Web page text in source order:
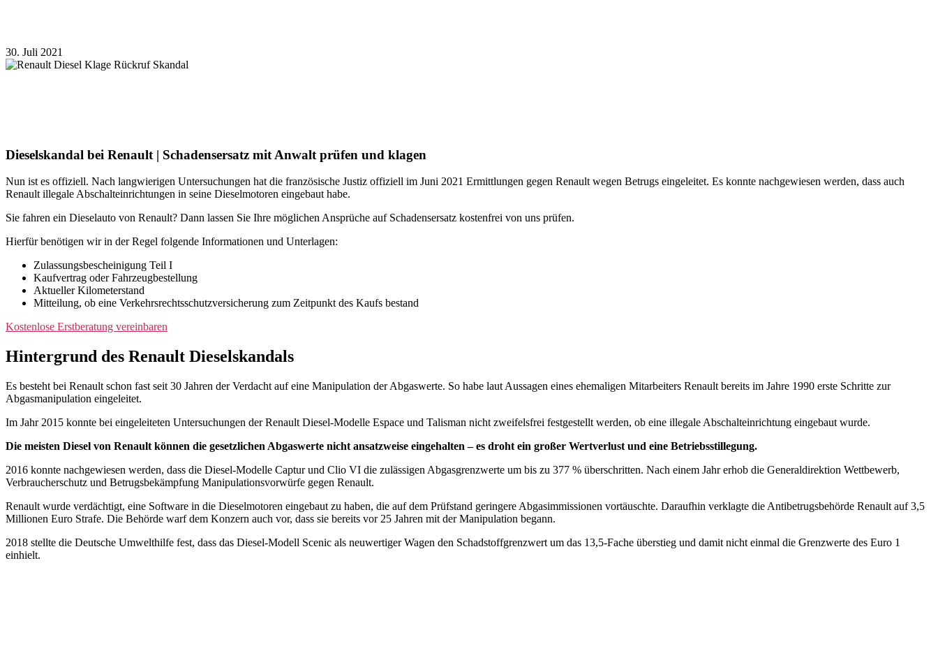
30. Juli 2021
Dieselskandal bei Renault | Schadensersatz mit Anwalt prüfen und klagen
Nun ist es offiziell. Nach langwierigen Untersuchungen hat die französische Justiz offiziell im Juni 2021 Ermittlungen gegen Renault wegen Betrugs eingeleitet. Es konnte nachgewiesen werden, dass auch
Renault illegale Abschalteinrichtungen in seine Dieselmotoren eingebaut habe.
Sie fahren ein Dieselauto von Renault? Dann lassen Sie Ihre möglichen Ansprüche auf Schadensersatz kostenfrei von uns prüfen.
Hierfür benötigen wir in der Regel folgende Informationen und Unterlagen:
Zulassungsbescheinigung Teil I
Kaufvertrag oder Fahrzeugbestellung
Aktueller Kilometerstand
Mitteilung, ob eine Verkehrsrechtsschutzversicherung zum Zeitpunkt des Kaufs bestand
Kostenlose Erstberatung vereinbaren
Hintergrund des Renault Dieselskandals
Es besteht bei Renault schon fast seit 30 Jahren der Verdacht auf eine Manipulation der Abgaswerte. So habe laut Aussagen eines ehemaligen Mitarbeiters Renault bereits im Jahre 1990 erste Schritte zur
Abgasmanipulation eingeleitet.
Im Jahr 2015 konnte bei eingeleiteten Untersuchungen der Renault Diesel-Modelle Espace und Talisman nicht zweifelsfrei festgestellt werden, ob eine illegale Abschalteinrichtung eingebaut wurde.
Die meisten Diesel von Renault können die gesetzlichen Abgaswerte nicht ansatzweise eingehalten – es droht ein großer Wertverlust und eine Betriebsstillegung.
2016 konnte nachgewiesen werden, dass die Diesel-Modelle Captur und Clio VI die zulässigen Abgasgrenzwerte um bis zu 377 % überschritten. Nach einem Jahr erhob die Generaldirektion Wettbewerb,
Verbraucherschutz und Betrugsbekämpfung Manipulationsvorwürfe gegen Renault.
Renault wurde verdächtigt, eine Software in die Dieselmotoren eingebaut zu haben, die auf dem Prüfstand geringere Abgasimmissionen vortäuschte. Daraufhin verklagte die Antibetrugsbehörde Renault auf 3,5
Millionen Euro Strafe. Die Behörde warf dem Konzern auch vor, dass sie bereits vor 25 Jahren mit der Manipulation begann.
2018 stellte die Deutsche Umwelthilfe fest, dass das Diesel-Modell Scenic als neuwertiger Wagen den Schadstoffgrenzwert um das 13,5-Fache überstieg und damit nicht einmal die Grenzwerte des Euro 1
einhielt.